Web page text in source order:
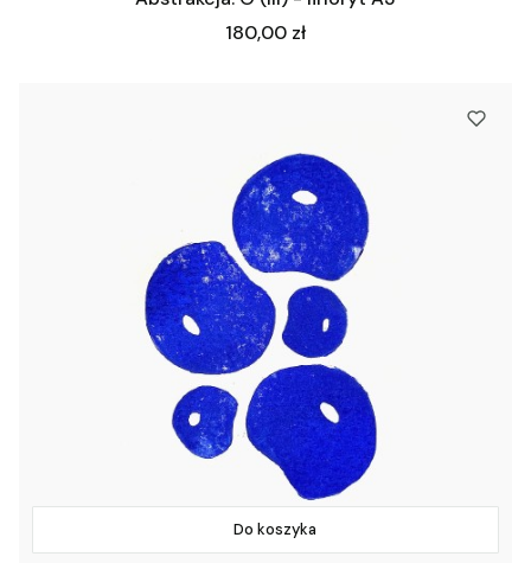
Cena
180,00 zł
Do koszyka